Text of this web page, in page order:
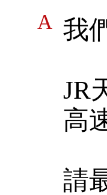
我
JR
高
請